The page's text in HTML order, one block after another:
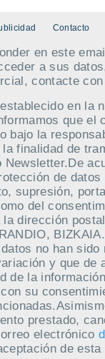
Contacto
en este
a sus
contacte
en la
que el
bajo la
la finalidad de
Newsletter.De
de
supresión,
del
dirección
no han
y que de
de la
su
prestado,
electrónico
de esta